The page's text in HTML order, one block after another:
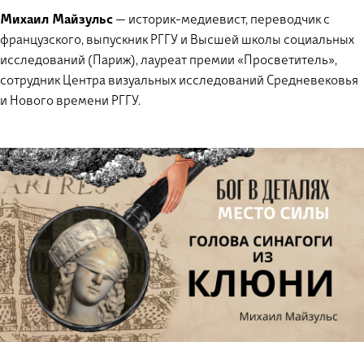
Михаил Майзульс — историк-медиевист, переводчик с
французского, выпускник РГГУ и Высшей школы социальных
исследований (Париж), лауреат премии «Просветитель»,
сотрудник Центра визуальных исследований Средневековья
и Нового времени РГГУ.